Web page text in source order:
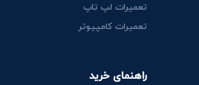
تعمیرات لپ تاپ
تعمیرات کامپیوتر
راهنمای خرید